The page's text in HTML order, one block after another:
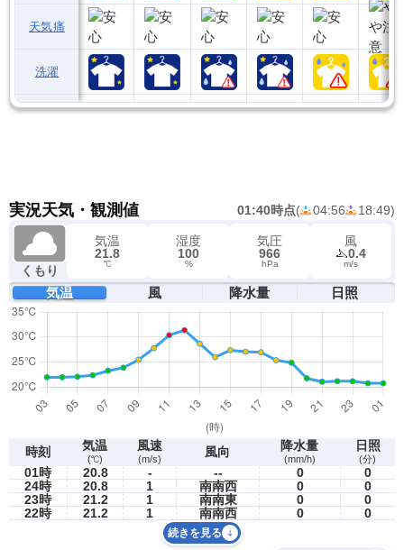
天気痛
洗濯
実況天気・観測値 01:40時点( 04:56 18:49)
くもり
気温
21.8
℃
湿度
100
%
気圧
966
hPa
風
0.4
m/s
気温 風 降水量 日照
時刻 気温
(℃)
風速
(m/s) 風向 降水量
(mm/h)
日照
(分)
01時 20.8 - -- 0
0
24時
20.8 1 南南西 0
0
23時
21.2 1 南南東 0
0
22時
21.2 1 南南西 0 0
続きを見る